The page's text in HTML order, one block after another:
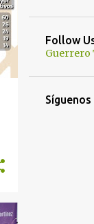
Follow
Guerrero